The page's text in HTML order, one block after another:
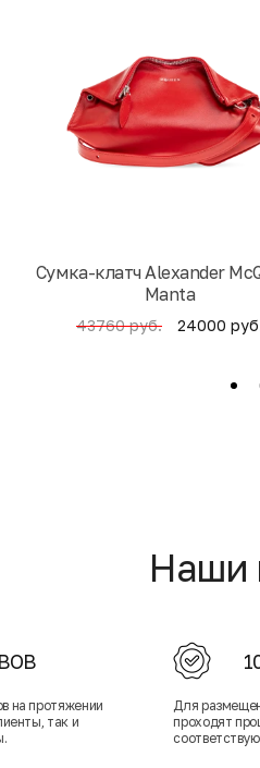
Cумка-клатч Alexander
Manta
43760 руб. 24000
Наши
на протяжении
так и
Для
проходят